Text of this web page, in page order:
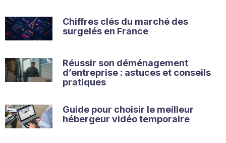
Chiffres clés du marché des
surgelés en France
Réussir son déménagement
d’entreprise : astuces et conseils
pratiques
Guide pour choisir le meilleur
hébergeur vidéo temporaire